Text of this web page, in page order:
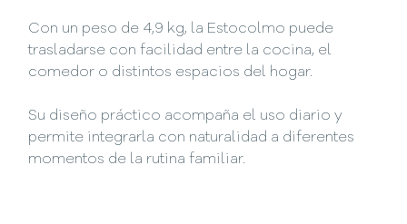
Con un peso de 4,9 kg, la Estocolmo puede
trasladarse con facilidad entre la cocina, el
comedor o distintos espacios del hogar.
Su diseño práctico acompaña el uso diario y
permite integrarla con naturalidad a diferentes
momentos de la rutina familiar.